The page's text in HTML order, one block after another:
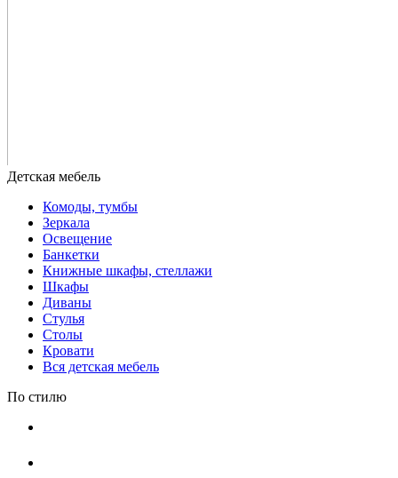
Комоды, тумбы
Зеркала
Освещение
Банкетки
Книжные шкафы, стеллажи
Шкафы
Диваны
Стулья
Столы
Кровати